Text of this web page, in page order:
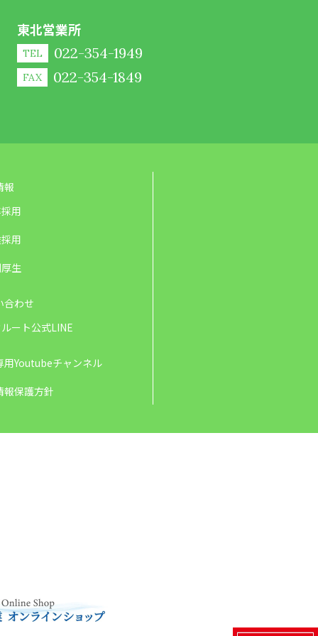
東北営業所
TEL 022-354-1949
FAX 022-354-1849
報
用
用
生
合わせ
ルート公式LINE
用Youtubeチャンネル
報保護方針